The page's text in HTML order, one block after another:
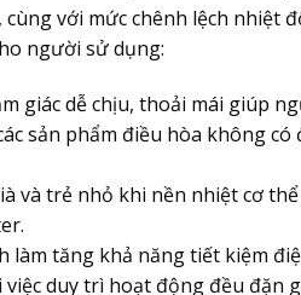
với mức chênh lệch nhiệt
người sử dụng:
giác dễ chịu, thoải mái giúp
sản phẩm điều hòa không có
và trẻ nhỏ khi nền nhiệt cơ
tăng khả năng tiết kiệm
duy trì hoạt động đều đặn